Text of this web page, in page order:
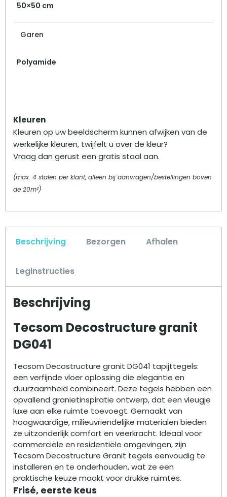
Beschrijving Bezorgen Afhalen
Leginstructies
Beschrijving
Tecsom Decostructure granit
DG041
Tecsom Decostructure granit DG041 tapijttegels:
een verfijnde vloer oplossing die elegantie en
duurzaamheid combineert. Deze tegels hebben een
opvallend granietinspiratie ontwerp, dat een vleugje
luxe aan elke ruimte toevoegt. Gemaakt van
hoogwaardige, milieuvriendelijke materialen bieden
ze uitzonderlijk comfort en veerkracht. Ideaal voor
commerciële en residentiële omgevingen, zijn
Tecsom Decostructure Granit tegels eenvoudig te
installeren en te onderhouden, wat ze een
praktische keuze maakt voor drukke ruimtes.
Frisé, eerste keus
50×50 cm
Garen
Polyamide
Kleuren
Kleuren op uw beeldscherm kunnen afwijken van de
werkelijke kleuren, twijfelt u over de kleur?
Vraag dan gerust een gratis staal aan.
(max. 4 stalen per klant, alleen bij aanvragen/bestellingen boven
de 20m²)